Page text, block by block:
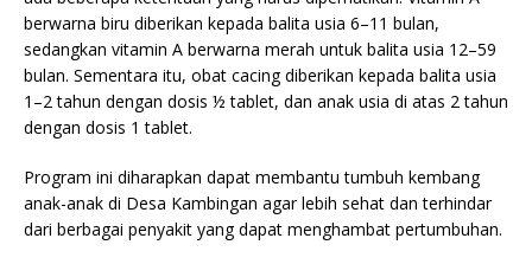
berwarna biru diberikan kepada balita usia 6–11 bulan,
sedangkan vitamin A berwarna merah untuk balita usia 12–59
bulan. Sementara itu, obat cacing diberikan kepada balita usia
1–2 tahun dengan dosis ½ tablet, dan anak usia di atas 2 tahun
dengan dosis 1 tablet.
Program ini diharapkan dapat membantu tumbuh kembang
anak-anak di Desa Kambingan agar lebih sehat dan terhindar
dari berbagai penyakit yang dapat menghambat pertumbuhan.